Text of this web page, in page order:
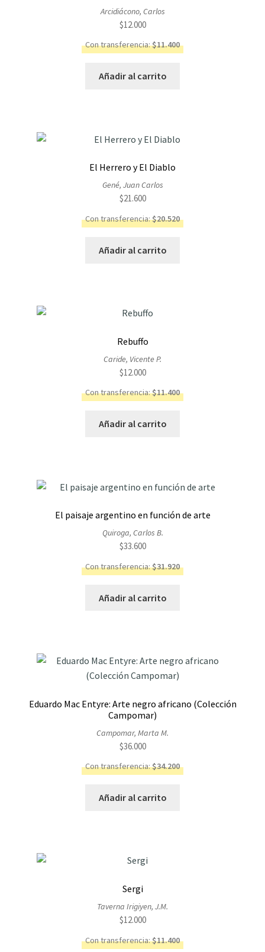
Arcidiácono, Carlos
$12.000
Con transferencia:$11.400
Añadir al carrito
El Herrero y El Diablo
Gené, Juan Carlos
$21.600
Con transferencia:$20.520
Añadir al carrito
Rebuffo
Caride, Vicente P.
$12.000
Con transferencia:$11.400
Añadir al carrito
El paisaje argentino en función de arte
Quiroga, Carlos B.
$33.600
Con transferencia:$31.920
Añadir al carrito
Eduardo Mac Entyre: Arte negro africano (Colección
Campomar)
Campomar, Marta M.
$36.000
Con transferencia:$34.200
Añadir al carrito
Sergi
Taverna Irigiyen, J.M.
$12.000
Con transferencia:$11.400